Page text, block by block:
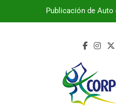
Publicación de Auto
Publicación de Auto